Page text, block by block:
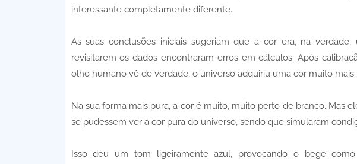
interessante completamente diferente.
As suas conclusões iniciais sugeriam que a cor era, na
revisitarem os dados encontraram erros em cálculos. Após
olho humano vê de verdade, o universo adquiriu uma cor muito mais
Na sua forma mais pura, a cor é muito, muito perto de branco. Mas
se pudessem ver a cor pura do universo, sendo que simularam
Isso deu um tom ligeiramente azul, provocando o bege